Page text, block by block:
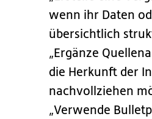
wenn ihr Daten
übersichtlich
„Ergänze
die Herkunft der
nachvollziehen
„Verwende